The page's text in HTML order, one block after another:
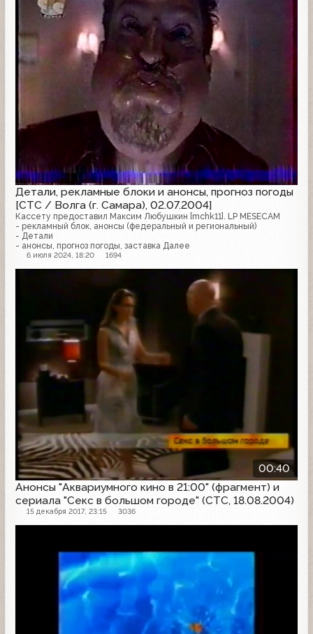
Детали, рекламные блоки и анонсы, прогноз погоды
[СТС / Волга (г. Самара), 02.07.2004]
Кассету предоставил Максим Любушкин [mchk11]. LP MESECAM
- рекламный блок, анонсы (федеральный и региональный)
- Детали
- анонсы, прогноз погоды, заставка Далее
6 июля 2024, 18:20 1694
00:40
Анонсы "Аквариумного кино в 21:00" (фрагмент) и
сериала "Секс в большом городе" (СТС, 18.08.2004)
15 декабря 2017, 23:15 3036